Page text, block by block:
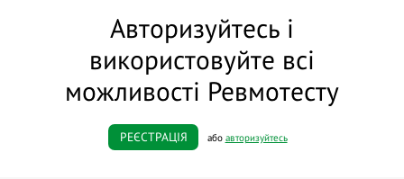
Авторизуйтесь і
використовуйте всі
можливості Ревмотесту
РЕЄСТРАЦІЯ або авторизуйтесь